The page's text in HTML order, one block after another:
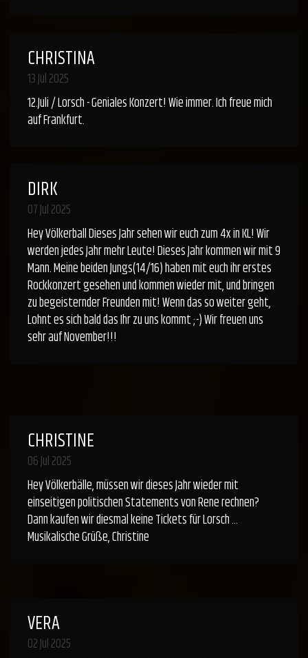
CHRISTINA
13 Jul 2025
12.Juli / Lorsch - Geniales Konzert! Wie immer. Ich freue mich
auf Frankfurt.
DIRK
07 Jul 2025
Hey Völkerball Dieses Jahr sehen wir euch zum 4x in KL! Wir
werden jedes Jahr mehr Leute! Dieses Jahr kommen wir mit 9
Mann. Meine beiden Jungs(14/16) haben mit euch ihr erstes
Rockkonzert gesehen und kommen wieder mit, und bringen
zu begeisternder Freunden mit! Wenn das so weiter geht,
Lohnt es sich bald das Ihr zu uns kommt ;-) Wir freuen uns
sehr auf November!!!
CHRISTINE
06 Jul 2025
Hey Völkerbälle, müssen wir dieses Jahr wieder mit
einseitigen politischen Statements von Rene rechnen?
Dann kaufen wir diesmal keine Tickets für Lorsch …
Musikalische Grüße, Christine
VERA
02 Jul 2025